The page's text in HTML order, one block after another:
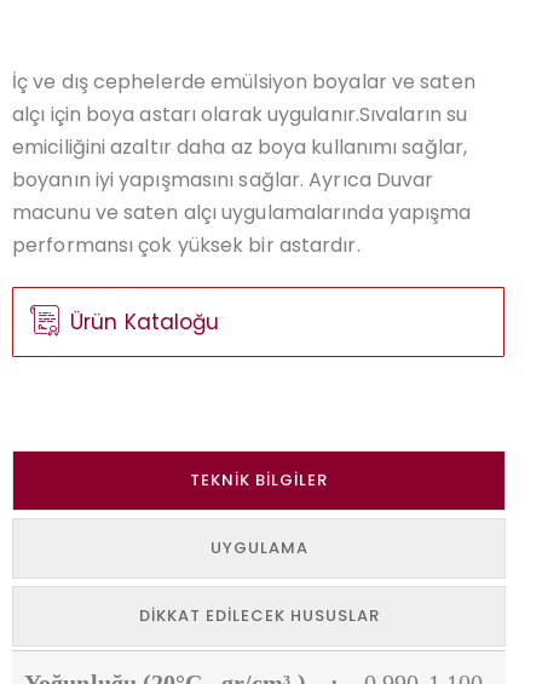
İç ve dış cephelerde emülsiyon boyalar ve saten
alçı için boya astarı olarak uygulanır.Sıvaların su
emiciliğini azaltır daha az boya kullanımı sağlar,
boyanın iyi yapışmasını sağlar. Ayrıca Duvar
macunu ve saten alçı uygulamalarında yapışma
performansı çok yüksek bir astardır.
Ürün Kataloğu
TEKNIK BILGILER
UYGULAMA
DIKKAT EDILECEK HUSUSLAR